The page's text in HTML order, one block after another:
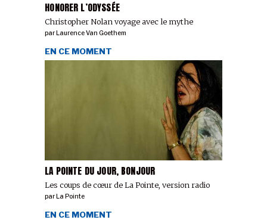
HONORER L’ODYSSÉE
Christopher Nolan voyage avec le mythe
par Laurence Van Goethem
LA POINTE DU JOUR, BONJOUR
Les coups de cœur de La Pointe, version radio
EN CE MOMENT
parLa Pointe
EN CE MOMENT